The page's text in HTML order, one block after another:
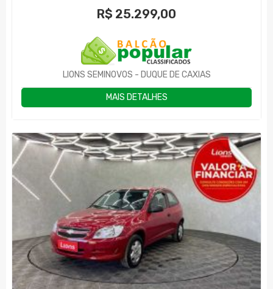
R$ 25.299,00
LIONS SEMINOVOS - DUQUE DE CAXIAS
MAIS DETALHES